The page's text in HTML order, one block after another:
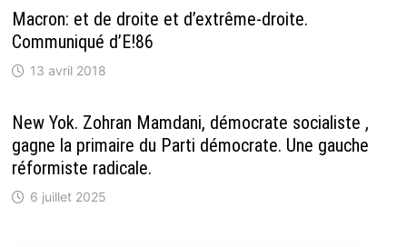
Macron: et de droite et d’extrême-droite.
Communiqué d’E!86
13 avril 2018
New Yok. Zohran Mamdani, démocrate socialiste ,
gagne la primaire du Parti démocrate. Une gauche
réformiste radicale.
6 juillet 2025